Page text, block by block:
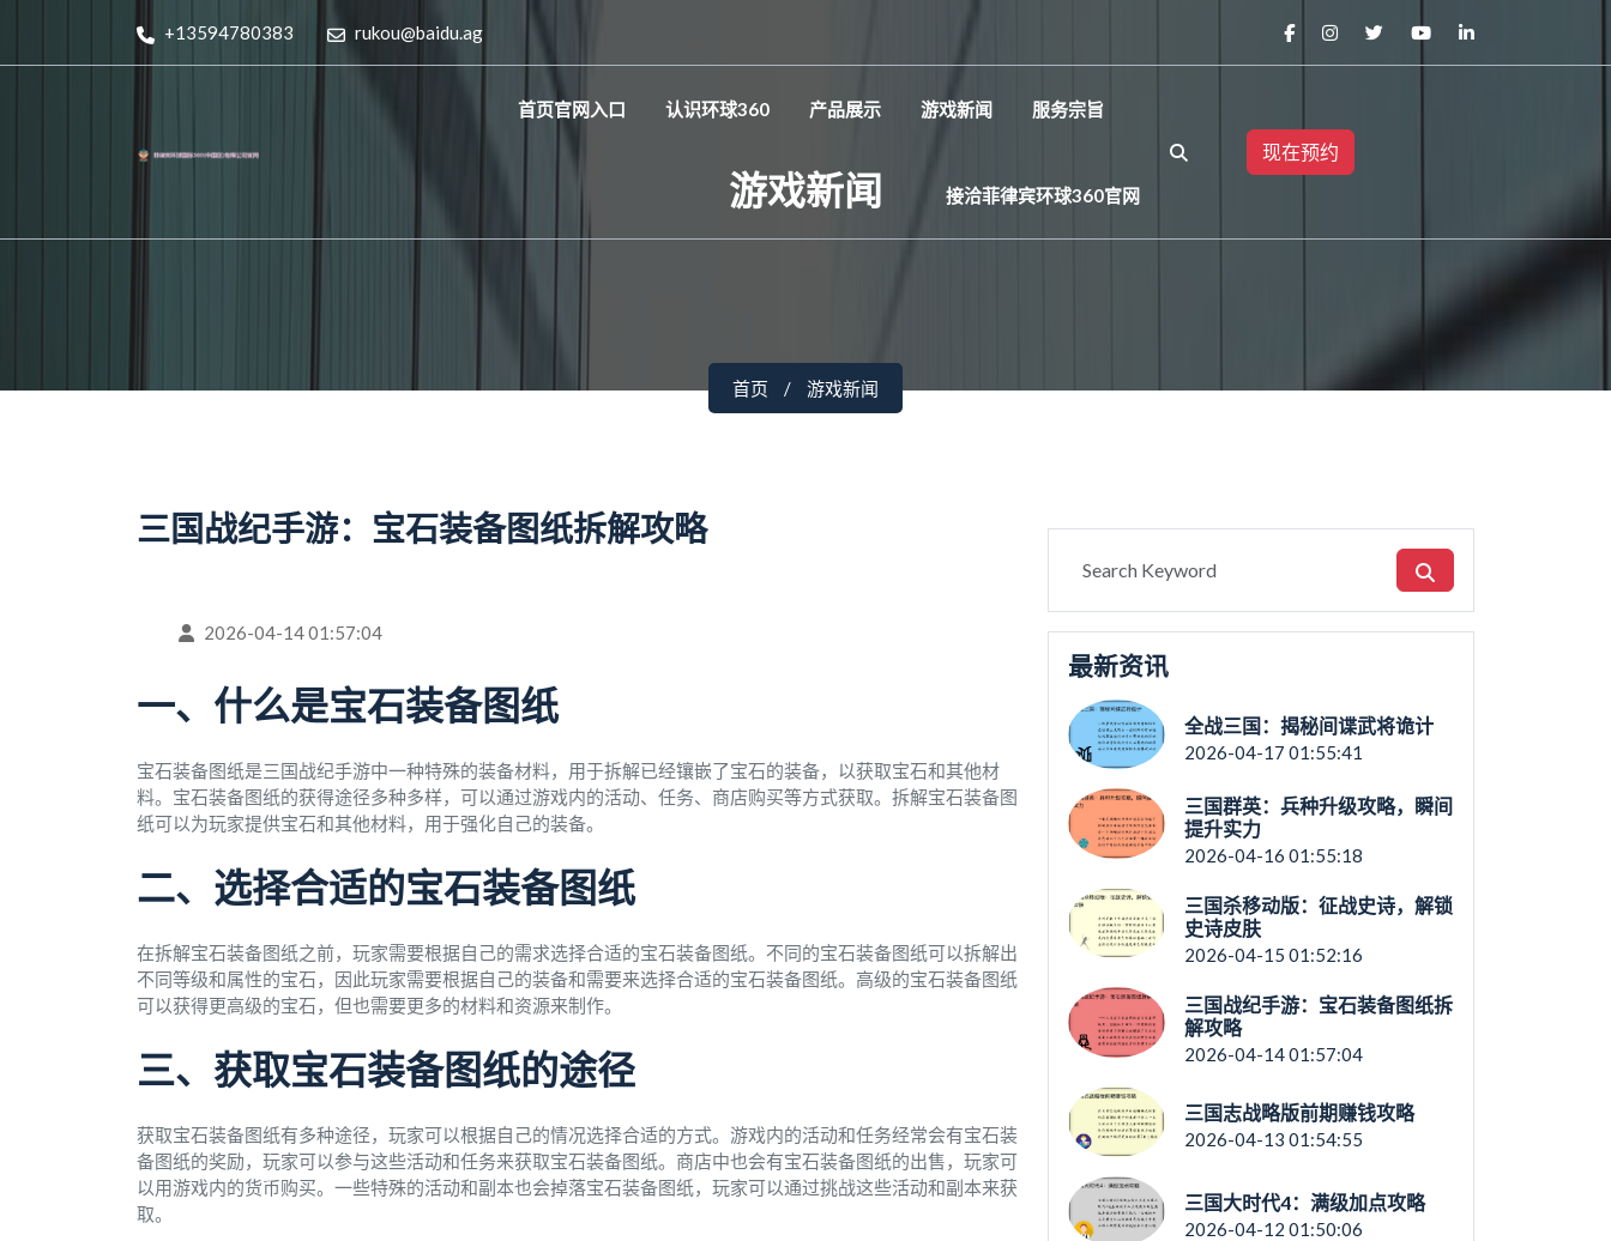
+13594780383 rukou@baidu.ag
首页官网入口 认识环球360 产品展示 游戏新闻 服务宗旨
接洽菲律宾环球360官网
现在预约
游戏新闻
首页 游戏新闻
三国战纪手游：宝石装备图纸拆解攻略
2026-04-14 01:57:04
一、什么是宝石装备图纸
宝石装备图纸是三国战纪手游中一种特殊的装备材料，用于拆解已经镶嵌了宝石的装备，以获取宝石和其他材
料。宝石装备图纸的获得途径多种多样，可以通过游戏内的活动、任务、商店购买等方式获取。拆解宝石装备图
纸可以为玩家提供宝石和其他材料，用于强化自己的装备。
二、选择合适的宝石装备图纸
在拆解宝石装备图纸之前，玩家需要根据自己的需求选择合适的宝石装备图纸。不同的宝石装备图纸可以拆解出
不同等级和属性的宝石，因此玩家需要根据自己的装备和需要来选择合适的宝石装备图纸。高级的宝石装备图纸
可以获得更高级的宝石，但也需要更多的材料和资源来制作。
三、获取宝石装备图纸的途径
获取宝石装备图纸有多种途径，玩家可以根据自己的情况选择合适的方式。游戏内的活动和任务经常会有宝石装
备图纸的奖励，玩家可以参与这些活动和任务来获取宝石装备图纸。商店中也会有宝石装备图纸的出售，玩家可
以用游戏内的货币购买。一些特殊的活动和副本也会掉落宝石装备图纸，玩家可以通过挑战这些活动和副本来获
取。
最新资讯
全战三国：揭秘间谍武将诡计
2026-04-17 01:55:41
三国群英：兵种升级攻略，瞬间
提升实力
2026-04-16 01:55:18
三国杀移动版：征战史诗，解锁
史诗皮肤
2026-04-15 01:52:16
三国战纪手游：宝石装备图纸拆
解攻略
2026-04-14 01:57:04
三国志战略版前期赚钱攻略
2026-04-13 01:54:55
三国大时代4：满级加点攻略
2026-04-12 01:50:06